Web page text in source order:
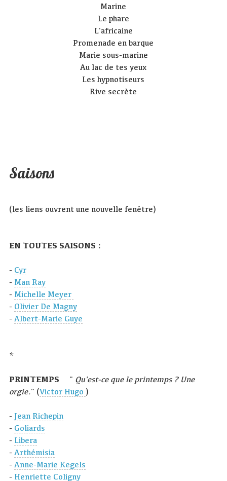
Marine
Le phare
L'africaine
Promenade en barque
Marie sous-marine
Au lac de tes yeux
Les hypnotiseurs
Rive secrète
Saisons
(les liens ouvrent une nouvelle fenêtre)
EN TOUTES SAISONS :
- Cyr
- Man Ray
- Michelle Meyer
- Olivier De Magny
- Albert-Marie Guye
*
PRINTEMPS " Qu'est-ce que le printemps ? Une
orgie." (Victor Hugo )
-Jean Richepin
- Goliards
- Libera
- Arthémisia
- Anne-Marie Kegels
- Henriette Coligny